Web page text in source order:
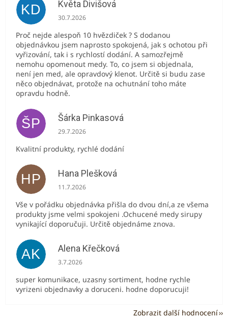
KD Květa Divišová
Hodnocení obchodu je 5 z 5 hvězdiček.
30.7.2026
Proč nejde alespoň 10 hvězdiček ? S dodanou
objednávkou jsem naprosto spokojená, jak s ochotou při
vyřizování, tak i s rychlostí dodání. A samozřejmě
nemohu opomenout medy. To, co jsem si objednala,
není jen med, ale opravdový klenot. Určitě si budu zase
něco objednávat, protože na ochutnání toho máte
opravdu hodně.
ŠP Šárka Pinkasová
Hodnocení obchodu je 5 z 5 hvězdiček.
29.7.2026
Kvalitní produkty, rychlé dodání
HP Hana Plešková
Hodnocení obchodu je 5 z 5 hvězdiček.
11.7.2026
Vše v pořádku objednávka přišla do dvou dní,a ze všema
produkty jsme velmi spokojeni .Ochucené medy sirupy
vynikající doporučuji. Určitě objednáme znova.
AK Alena Křečková
Hodnocení obchodu je 5 z 5 hvězdiček.
3.7.2026
super komunikace, uzasny sortiment, hodne rychle
vyrizeni objednavky a doruceni. hodne doporucuji!
Zobrazit další hodnocení